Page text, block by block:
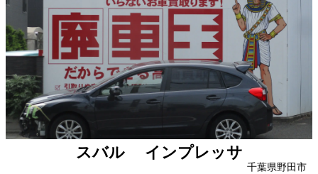
スバル インプレッサ
千葉県野田市